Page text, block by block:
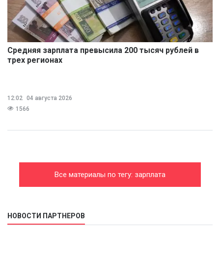
Средняя зарплата превысила 200 тысяч рублей в
трех регионах
12:02 04 августа 2026
1566
Все материалы по тегу: зарплата
НОВОСТИ ПАРТНЕРОВ